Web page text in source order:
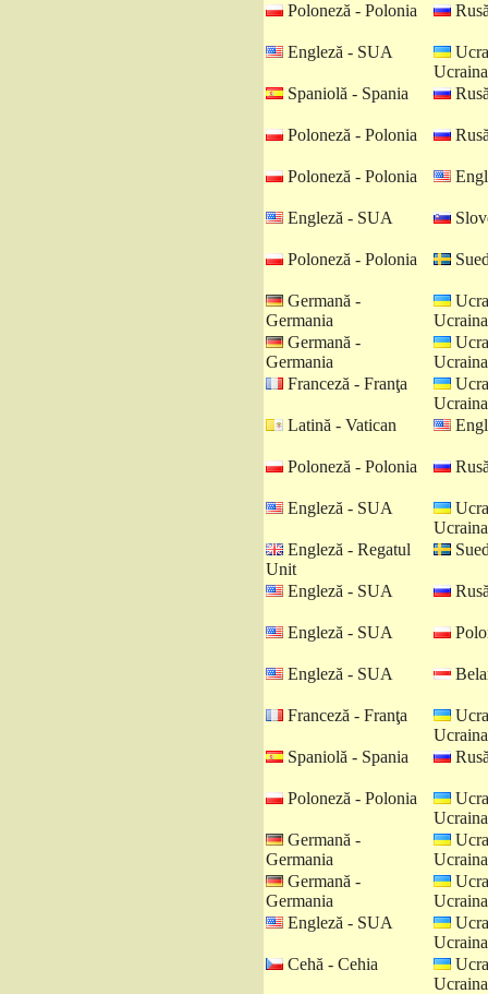
Poloneză - Polonia
Engleză - SUA
Ucraina
Spaniolă - Spania
Poloneză - Polonia
Poloneză - Polonia
Engleză - SUA
Poloneză - Polonia
Germană -
Germania
Ucraina
Germană -
Germania
Ucraina
Franceză - Franţa
Ucraina
Latină - Vatican
Poloneză - Polonia
Engleză - SUA
Ucraina
Engleză - Regatul
Unit
Engleză - SUA
Engleză - SUA
Engleză - SUA
Franceză - Franţa
Ucraina
Spaniolă - Spania
Poloneză - Polonia
Ucraina
Germană -
Germania
Ucraina
Germană -
Germania
Ucraina
Engleză - SUA
Ucraina
Cehă - Cehia
Ucraina